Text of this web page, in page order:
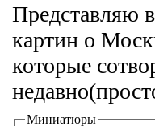
Представляю
картин о
которые
Миниатюры